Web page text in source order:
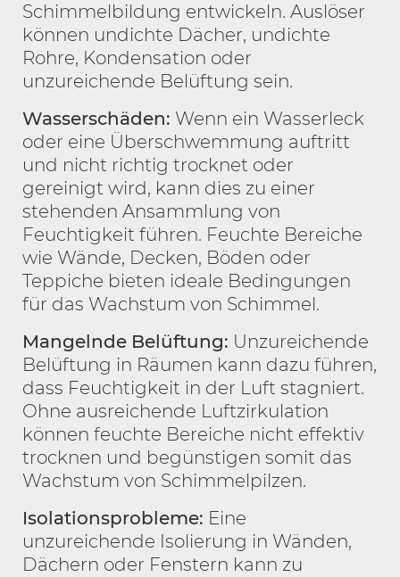
Schimmelbildung entwickeln. Auslöser
können undichte Dächer, undichte
Rohre, Kondensation oder
unzureichende Belüftung sein.
Wasserschäden: Wenn ein Wasserleck
oder eine Überschwemmung auftritt
und nicht richtig trocknet oder
gereinigt wird, kann dies zu einer
stehenden Ansammlung von
Feuchtigkeit führen. Feuchte Bereiche
wie Wände, Decken, Böden oder
Teppiche bieten ideale Bedingungen
für das Wachstum von Schimmel.
Mangelnde Belüftung: Unzureichende
Belüftung in Räumen kann dazu führen,
dass Feuchtigkeit in der Luft stagniert.
Ohne ausreichende Luftzirkulation
können feuchte Bereiche nicht effektiv
trocknen und begünstigen somit das
Wachstum von Schimmelpilzen.
Isolationsprobleme: Eine
unzureichende Isolierung in Wänden,
Dächern oder Fenstern kann zu